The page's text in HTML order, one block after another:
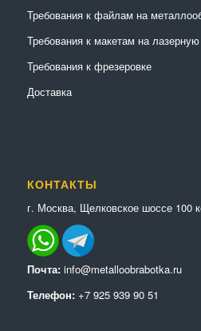
Требования к файлам на
Требования к макетам на лазерную
Требования к фрезеровке
Доставка
КОНТАКТЫ
г. Москва, Щелковское шоссе 100
Почта: info@metalloobrabotka.ru
Телефон: +7 925 939 90 51